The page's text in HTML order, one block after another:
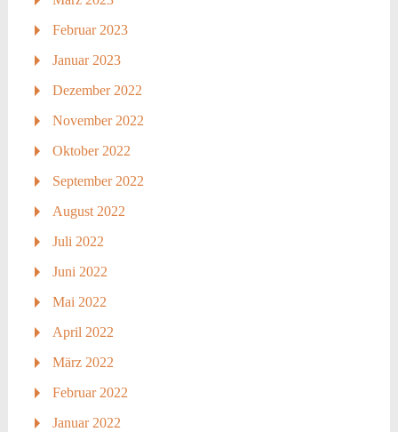
Februar 2023
Januar 2023
Dezember 2022
November 2022
Oktober 2022
September 2022
August 2022
Juli 2022
Juni 2022
Mai 2022
April 2022
März 2022
Februar 2022
Januar 2022